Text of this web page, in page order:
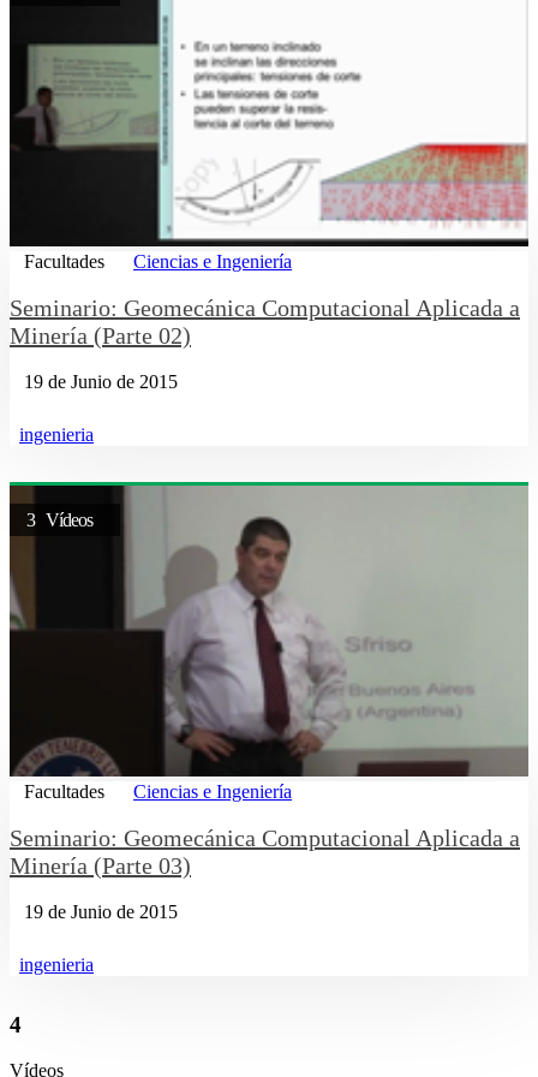
Facultades Ciencias e Ingeniería
Seminario: Geomecánica Computacional Aplicada a
Minería (Parte 02)
19 de Junio de 2015
ingenieria
3 Vídeos
Facultades Ciencias e Ingeniería
Seminario: Geomecánica Computacional Aplicada a
Minería (Parte 03)
19 de Junio de 2015
ingenieria
4
Vídeos